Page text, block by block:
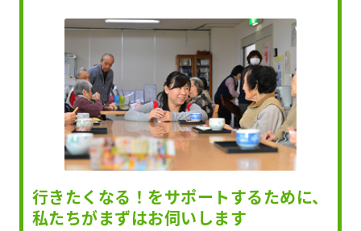
行きたくなる！をサポートするために、
私たちがまずはお伺いします